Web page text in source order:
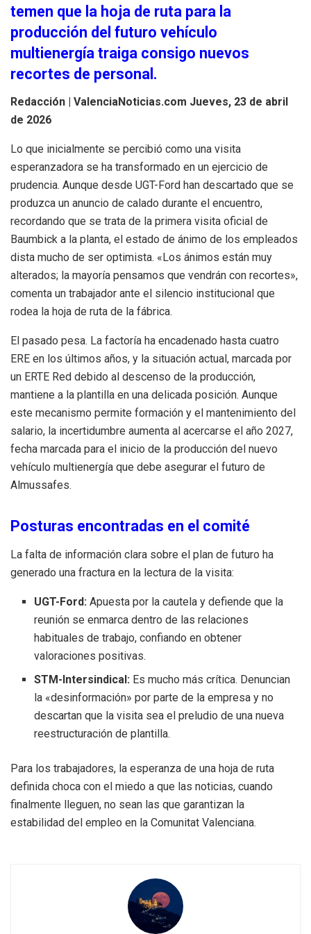
temen que la hoja de ruta para la
producción del futuro vehículo
multienergía traiga consigo nuevos
recortes de personal.
Redacción | ValenciaNoticias.com Jueves, 23 de abril
de 2026
Lo que inicialmente se percibió como una visita
esperanzadora se ha transformado en un ejercicio de
prudencia. Aunque desde UGT-Ford han descartado que se
produzca un anuncio de calado durante el encuentro,
recordando que se trata de la primera visita oficial de
Baumbick a la planta, el estado de ánimo de los empleados
dista mucho de ser optimista. «Los ánimos están muy
alterados; la mayoría pensamos que vendrán con recortes»,
comenta un trabajador ante el silencio institucional que
rodea la hoja de ruta de la fábrica.
El pasado pesa. La factoría ha encadenado hasta cuatro
ERE en los últimos años, y la situación actual, marcada por
un ERTE Red debido al descenso de la producción,
mantiene a la plantilla en una delicada posición. Aunque
este mecanismo permite formación y el mantenimiento del
salario, la incertidumbre aumenta al acercarse el año 2027,
fecha marcada para el inicio de la producción del nuevo
vehículo multienergía que debe asegurar el futuro de
Almussafes.
Posturas encontradas en el comité
La falta de información clara sobre el plan de futuro ha
generado una fractura en la lectura de la visita:
UGT-Ford: Apuesta por la cautela y defiende que la
reunión se enmarca dentro de las relaciones
habituales de trabajo, confiando en obtener
valoraciones positivas.
STM-Intersindical: Es mucho más crítica. Denuncian
la «desinformación» por parte de la empresa y no
descartan que la visita sea el preludio de una nueva
reestructuración de plantilla.
Para los trabajadores, la esperanza de una hoja de ruta
definida choca con el miedo a que las noticias, cuando
finalmente lleguen, no sean las que garantizan la
estabilidad del empleo en la Comunitat Valenciana.